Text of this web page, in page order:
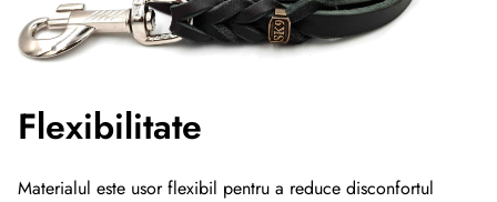
Flexibilitate
Materialul este usor flexibil pentru a reduce disconfortul